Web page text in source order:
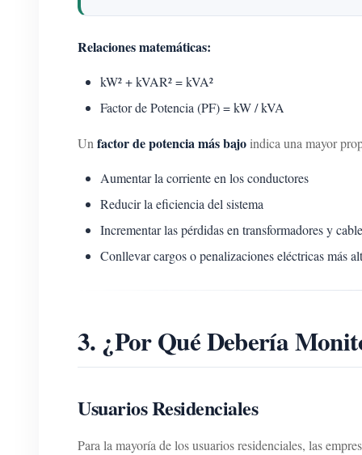
Relaciones matemáticas:
kW² + kVAR² = kVA²
Factor de Potencia (PF) = kW / kVA
Unfactor de potencia más bajoindica una mayor
Aumentar la corriente en los conductores
Reducir la eficiencia del sistema
Incrementar las pérdidas en transformadores y
Conllevar cargos o penalizaciones eléctricas más
3. ¿Por Qué Debería
Usuarios Residenciales
Para la mayoría de los usuarios residenciales, las